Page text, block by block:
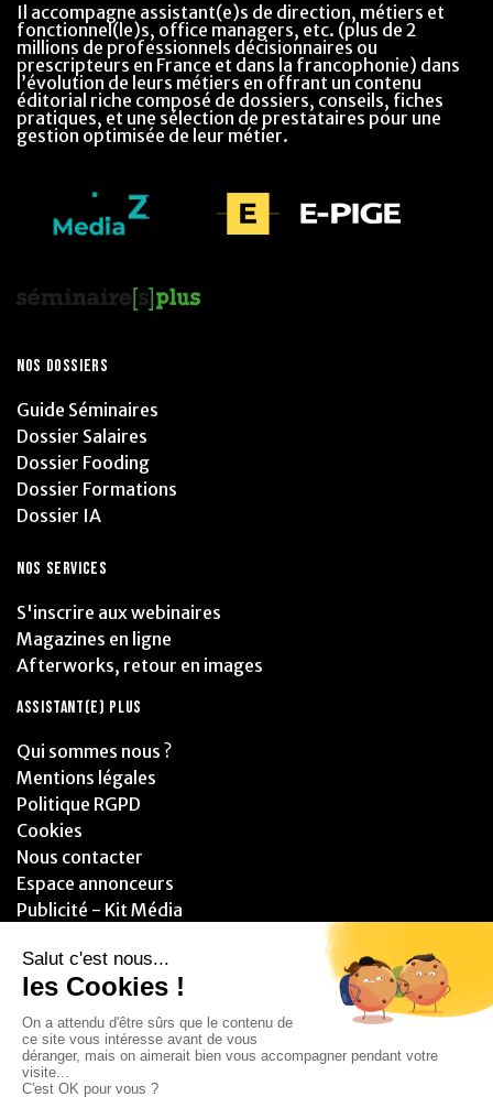
Il accompagne assistant(e)s de direction, métiers et
fonctionnel(le)s, office managers, etc. (plus de 2
millions de professionnels décisionnaires ou
prescripteurs en France et dans la francophonie) dans
l’évolution de leurs métiers en offrant un contenu
éditorial riche composé de dossiers, conseils, fiches
pratiques, et une sélection de prestataires pour une
gestion optimisée de leur métier.
NOS DOSSIERS
Guide Séminaires
Dossier Salaires
Dossier Fooding
Dossier Formations
Dossier IA
NOS SERVICES
S'inscrire aux webinaires
Magazines en ligne
Afterworks, retour en images
ASSISTANT(E) PLUS
Qui sommes nous ?
Mentions légales
Politique RGPD
Cookies
Nous contacter
Espace annonceurs
Publicité - Kit Média
PARTENAIRES